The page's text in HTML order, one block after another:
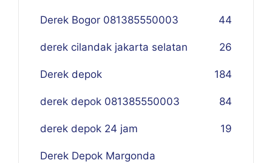
4
Derek Bogor 081385550003 4
derek cilandak jakarta selatan 26
Derek depok 184
derek depok 081385550003 84
derek depok 24 jam 19
Derek Depok Margonda